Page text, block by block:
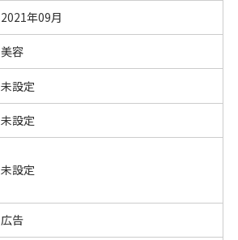
2021年09月
美容
未設定
未設定
未設定
広告